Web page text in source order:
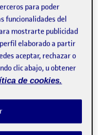
el diseño
en PEC 3 – Etnografía para el
de entrenamiento
mundo.
para poder
funcionalidades del
mostrarte publicidad
elaborado a partir
aceptar, rechazar o
clic abajo, u obtener
de cookies.